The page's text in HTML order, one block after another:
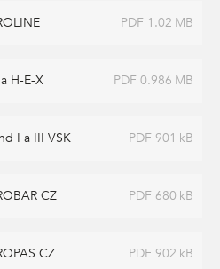
PDF 1.02 MB
H-E-X PDF 0.986 MB
I a III VSK PDF 901 kB
CZ PDF 680 kB
CZ PDF 902 kB